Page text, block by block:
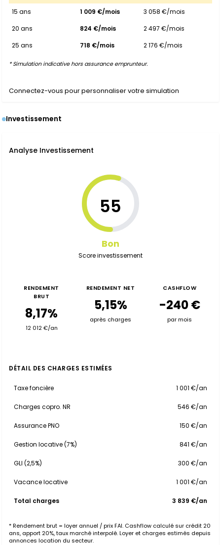
15 ans 1 009 €/mois
3 058 €/mois
20 ans
824 €/mois
2 497 €/mois
25 ans
718 €/mois 2 176 €/mois
* Simulation indicative hors assurance emprunteur.
Connectez-vous pour personnaliser votre simulation
Investissement
Analyse Investissement
55
Bon
Score investissement
RENDEMENT
BRUT
8,17%
12 012 €/an
RENDEMENT NET
5,15%
après charges
CASHFLOW
-240 €
par mois
DÉTAIL DES CHARGES ESTIMÉES
Taxe foncière 1 001 €/an
Charges copro. NR 546 €/an
Assurance PNO 150 €/an
Gestion locative (7%) 841 €/an
GLI (2,5%) 300 €/an
Vacance locative 1 001 €/an
Total charges 3 839 €/an
* Rendement brut = loyer annuel / prix FAI. Cashflow calculé sur crédit 20
ans, apport 20%, taux marché interpolé. Loyer et charges estimés depuis
annonces location du secteur.